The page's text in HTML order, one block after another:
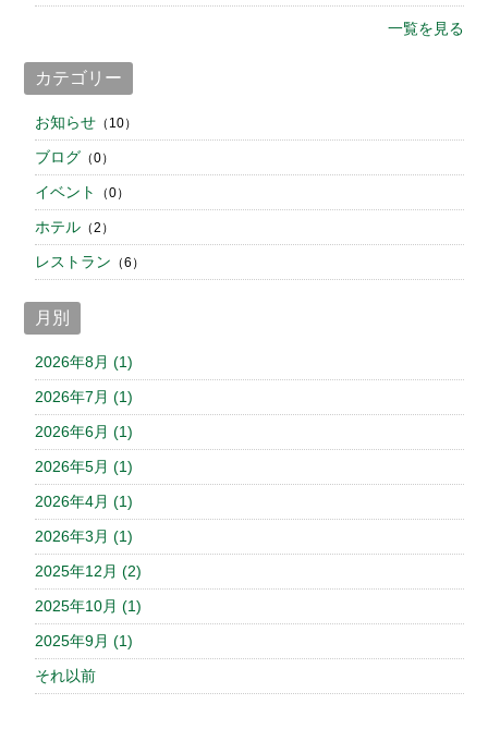
一覧を見る
カテゴリー
お知らせ（10）
ブログ（0）
イベント （0）
ホテル（2）
レストラン （6）
月別
2026年8月 (1)
2026年7月 (1)
2026年6月 (1)
2026年5月 (1)
2026年4月 (1)
2026年3月 (1)
2025年12月 (2)
2025年10月 (1)
2025年9月 (1)
それ以前